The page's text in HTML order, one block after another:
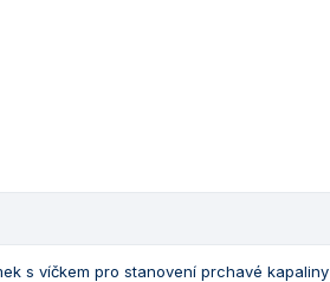
s víčkem pro stanovení prchavé kapaliny